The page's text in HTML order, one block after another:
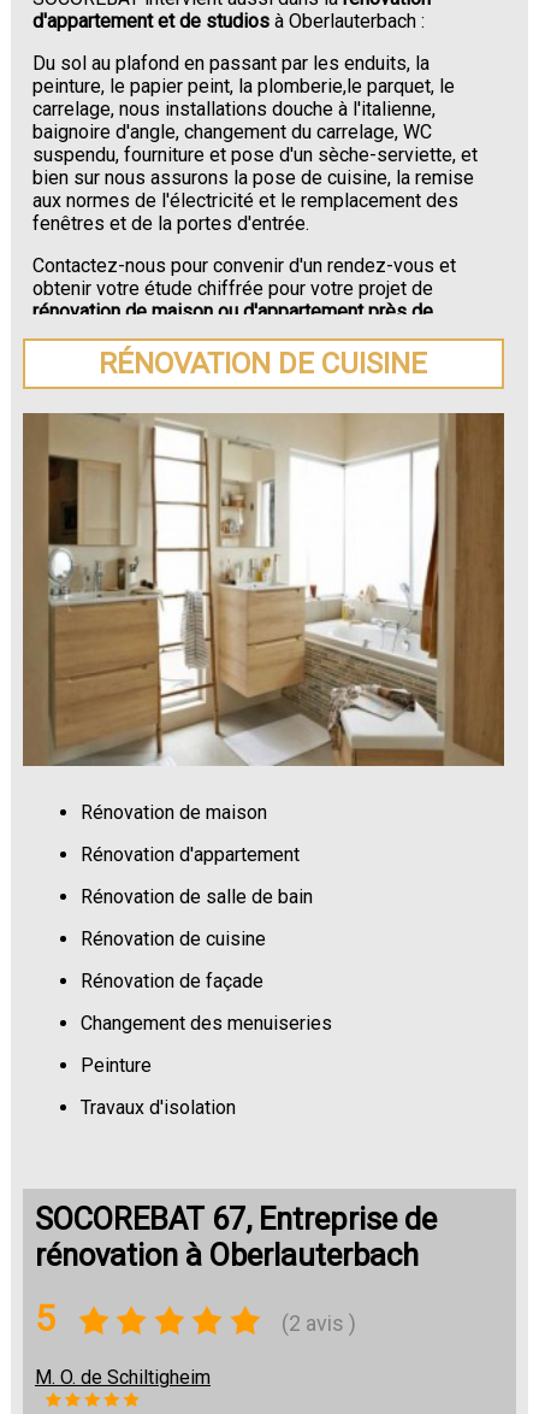
d'appartement et de studios à Oberlauterbach :
Du sol au plafond en passant par les enduits, la
peinture, le papier peint, la plomberie,le parquet, le
carrelage, nous installations douche à l'italienne,
baignoire d'angle, changement du carrelage, WC
suspendu, fourniture et pose d'un sèche-serviette, et
bien sur nous assurons la pose de cuisine, la remise
aux normes de l'électricité et le remplacement des
fenêtres et de la portes d'entrée.
Contactez-nous pour convenir d'un rendez-vous et
obtenir votre étude chiffrée pour votre projet de
rénovation de maison ou d'appartement près de
Oberlauterbach.
RÉNOVATION DE CUISINE
Rénovation de maison
Rénovation d'appartement
Rénovation de salle de bain
Rénovation de cuisine
Rénovation de façade
Changement des menuiseries
Peinture
Travaux d'isolation
SOCOREBAT 67, Entreprise de
rénovation à Oberlauterbach
5 (2 avis )
M. O. de Schiltigheim